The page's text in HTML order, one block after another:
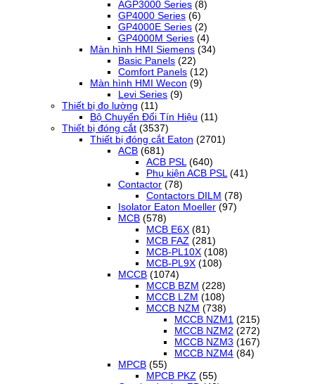
AGP3000 Series (8)
GP4000 Series (6)
GP4000E Series (2)
GP4000M Series (4)
Màn hình HMI Siemens (34)
Basic Panels (22)
Comfort Panels (12)
Màn hình HMI Wecon (9)
Levi Series (9)
Thiết bị đo lường (11)
Bộ Chuyển Đổi Tín Hiệu (11)
Thiết bị đóng cắt (3537)
Thiết bị đóng cắt Eaton (2701)
ACB (681)
ACB PSL (640)
Phụ kiện ACB PSL (41)
Contactor (78)
Contactors DILM (78)
Isolator Eaton Moeller (97)
MCB (578)
MCB E6X (81)
MCB FAZ (281)
MCB-PL10X (108)
MCB-PL9X (108)
MCCB (1074)
MCCB BZM (228)
MCCB LZM (108)
MCCB NZM (738)
MCCB NZM1 (215)
MCCB NZM2 (272)
MCCB NZM3 (167)
MCCB NZM4 (84)
MPCB (55)
MPCB PKZ (55)